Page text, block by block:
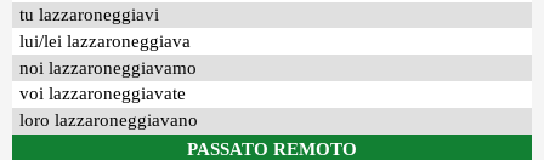
tu lazzaroneggiavi
lui/lei lazzaroneggiava
noi lazzaroneggiavamo
voi lazzaroneggiavate
loro lazzaroneggiavano
PASSATO REMOTO